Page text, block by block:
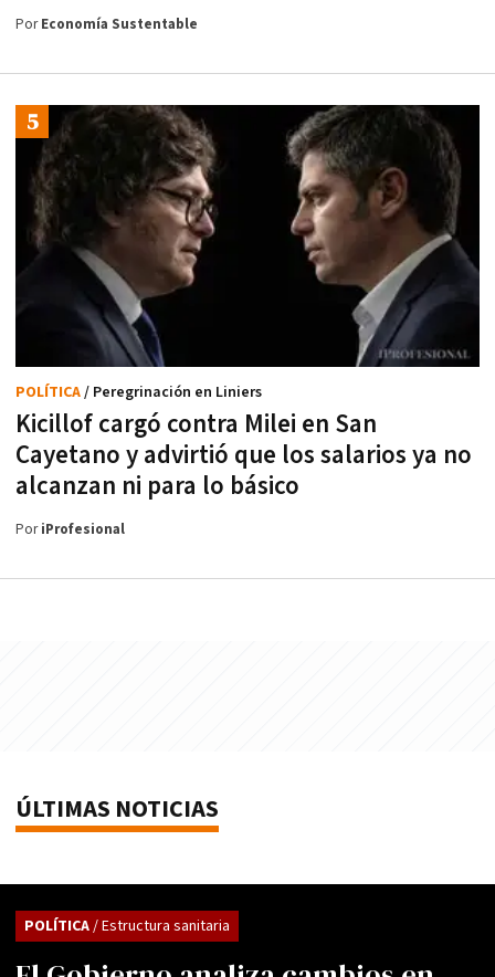
PorEconomía Sustentable
Kicillof cargó contra Milei en San
Cayetano y advirtió que los salarios ya no
alcanzan ni para lo básico
POLÍTICA/ Peregrinación en Liniers
PoriProfesional
ÚLTIMAS NOTICIAS
POLÍTICA/ Estructura sanitaria